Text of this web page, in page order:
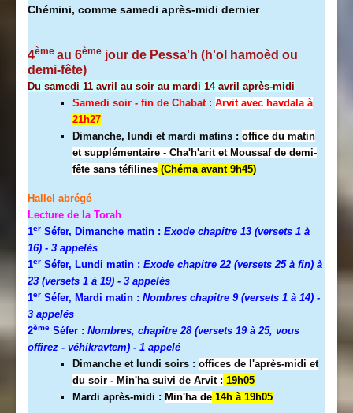
Chémini, comme samedi après-midi dernier
4ème au 6ème jour de Pessa'h (h'ol hamoèd ou
demi-fête)
Du samedi 11 avril au soir au mardi 14 avril après-midi
Samedi soir - fin de Chabat : Arvit avec havdala à
21h27
Dimanche, lundi et mardi matins : office du matin
et supplémentaire - Cha'h'arit et Moussaf de demi-
fête sans téfilines (Chéma avant 9h45)
Hallel abrégé
Lecture de la Torah
1er Séfer, Dimanche matin : Exode chapitre 13 (versets 1 à
16) - 3 appelés
1er Séfer, Lundi matin : Exode chapitre 22 (versets 25 à fin) à
23 (versets 1 à 19) - 3 appelés
1er Séfer, Mardi matin : Nombres chapitre 9 (versets 1 à 14) -
3 appelés
2ème Séfer : Nombres, chapitre 28 (versets 19 à 25, vous
offirez - véhikravtem) - 1 appelé
Dimanche et lundi soirs : offices de l'après-midi et
du soir - Min'ha suivi de Arvit : 19h05
Mardi après-midi : Min'ha de 14h à 19h05